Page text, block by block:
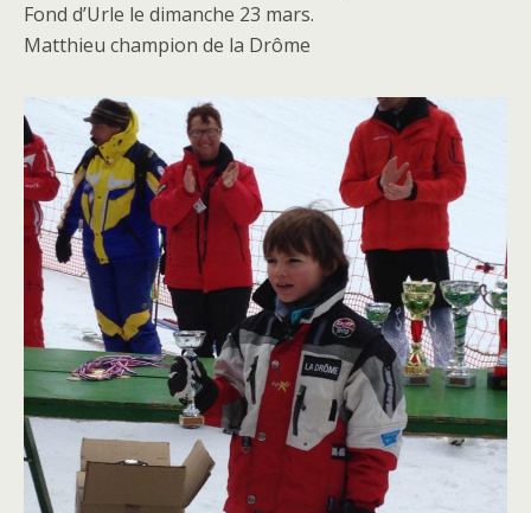
Fond d’Urle le dimanche 23 mars.
Matthieu champion de la Drôme